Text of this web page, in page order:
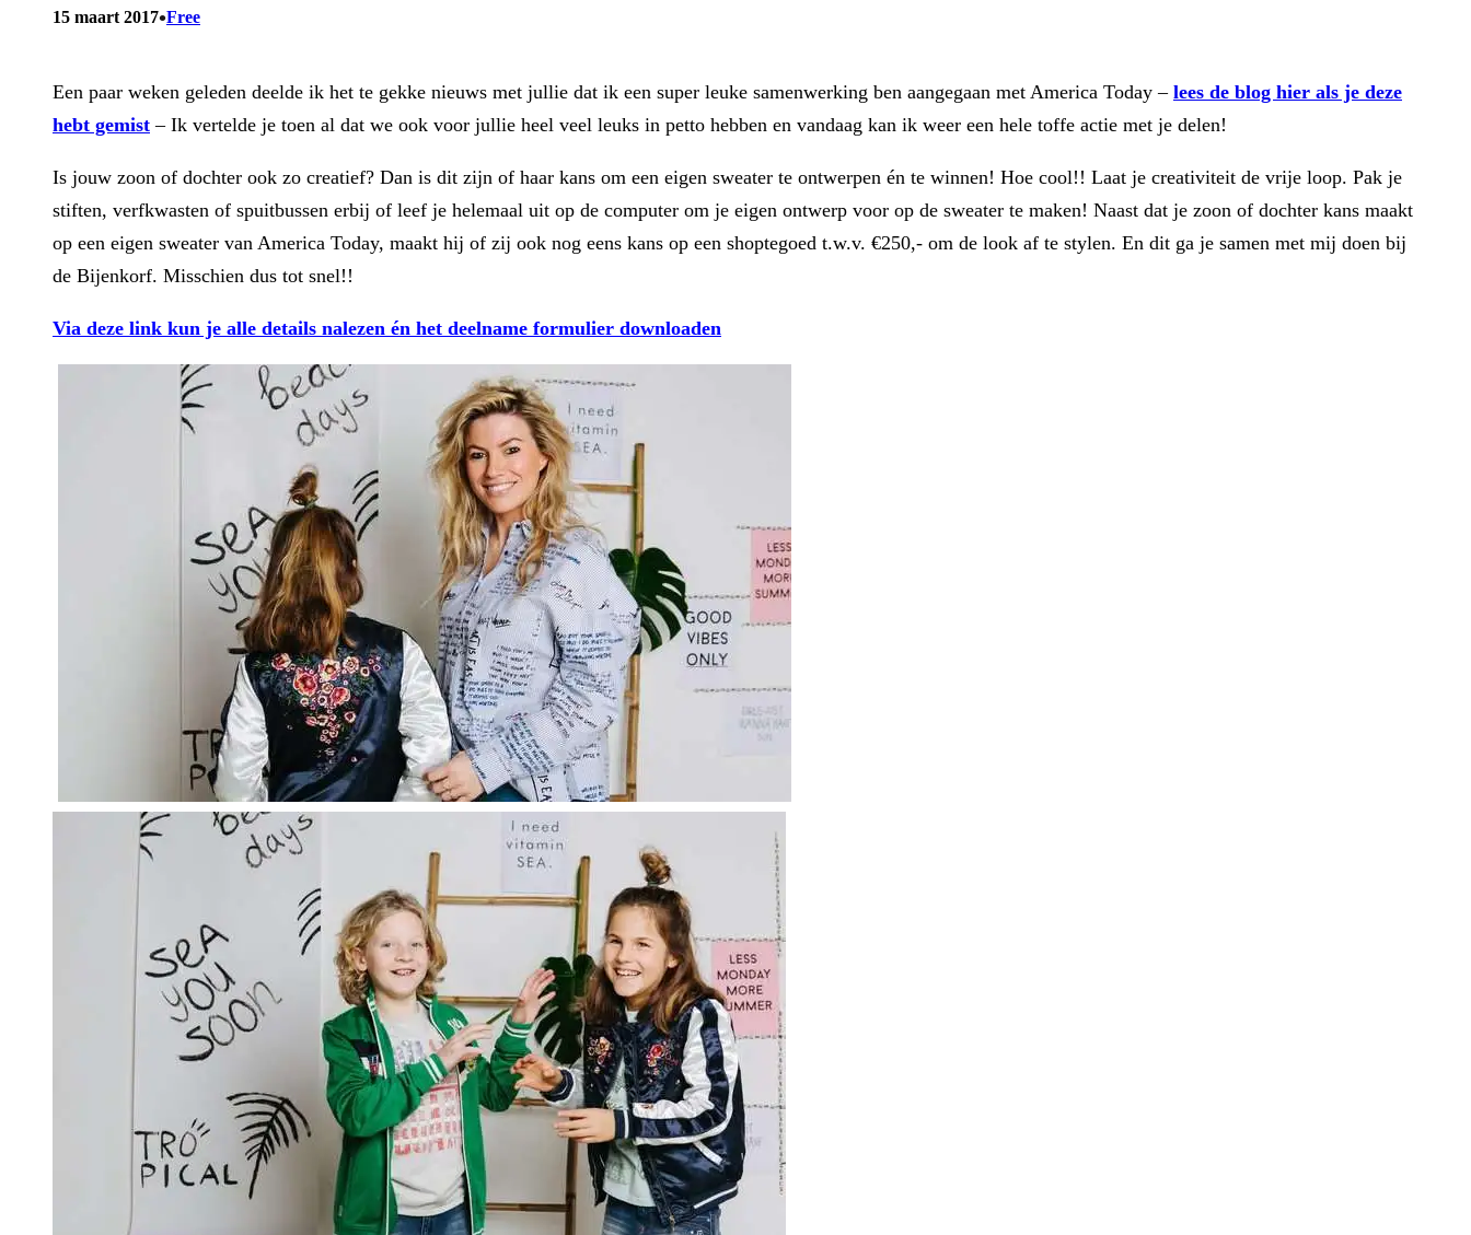
15 maart 2017•Free
Een paar weken geleden deelde ik het te gekke nieuws met jullie dat ik een super leuke samenwerking ben aangegaan met America Today – lees de blog hier als je deze
hebt gemist – Ik vertelde je toen al dat we ook voor jullie heel veel leuks in petto hebben en vandaag kan ik weer een hele toffe actie met je delen!
Is jouw zoon of dochter ook zo creatief? Dan is dit zijn of haar kans om een eigen sweater te ontwerpen én te winnen! Hoe cool!! Laat je creativiteit de vrije loop. Pak je
stiften, verfkwasten of spuitbussen erbij of leef je helemaal uit op de computer om je eigen ontwerp voor op de sweater te maken! Naast dat je zoon of dochter kans maakt
op een eigen sweater van America Today, maakt hij of zij ook nog eens kans op een shoptegoed t.w.v. €250,- om de look af te stylen. En dit ga je samen met mij doen bij
de Bijenkorf. Misschien dus tot snel!!
Via deze link kun je alle details nalezen én het deelname formulier downloaden